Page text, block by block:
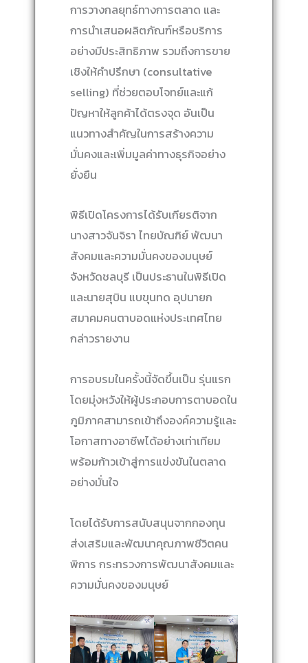
การวางกลยุทธ์ทางการตลาด และ
การนำเสนอผลิตภัณฑ์หรือบริการ
อย่างมีประสิทธิภาพ รวมถึงการขาย
เชิงให้คำปรึกษา (consultative
selling) ที่ช่วยตอบโจทย์และแก้
ปัญหาให้ลูกค้าได้ตรงจุด อันเป็น
แนวทางสำคัญในการสร้างความ
มั่นคงและเพิ่มมูลค่าทางธุรกิจอย่าง
ยั่งยืน
พิธีเปิดโครงการได้รับเกียรติจาก
นางสาวจันจิรา ไทยบัณฑิย์ พัฒนา
สังคมและความมั่นคงของมนุษย์
จังหวัดชลบุรี เป็นประธานในพิธีเปิด
และนายสุบิน แบขุนทด อุปนายก
สมาคมคนตาบอดแห่งประเทศไทย
กล่าวรายงาน
การอบรมในครั้งนี้จัดขึ้นเป็น รุ่นแรก
โดยมุ่งหวังให้ผู้ประกอบการตาบอดใน
ภูมิภาคสามารถเข้าถึงองค์ความรู้และ
โอกาสทางอาชีพได้อย่างเท่าเทียม
พร้อมก้าวเข้าสู่การแข่งขันในตลาด
อย่างมั่นใจ
โดยได้รับการสนับสนุนจากกองทุน
ส่งเสริมและพัฒนาคุณภาพชีวิตคน
พิการ กระทรวงการพัฒนาสังคมและ
ความมั่นคงของมนุษย์